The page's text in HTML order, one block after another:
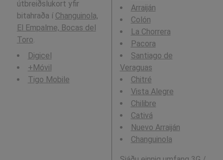
útbreiðslukort yfir
bitahraða í Changuinola,
El Empalme, Bocas del
Toro
Digicel
+Móvil
Tigo Mobile
Arraiján
Colón
La Chorrera
Pacora
Santiago de
Veraguas
Chitré
Vista Alegre
Chilibre
Cativá
Nuevo Arraiján
Changuinola